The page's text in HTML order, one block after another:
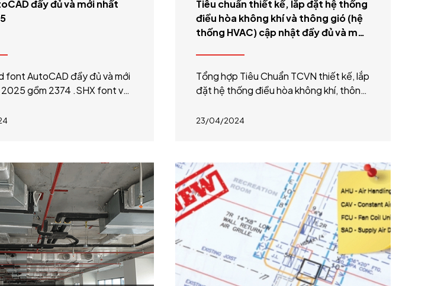
đầy đủ và mới nhất
font AutoCAD đầy đủ và mới
gồm 2374 .SHX font và
và cách khắc phục lỗi font
Tiêu chuẩn thiết kế, lắp đặt hệ thống
điều hòa không khí và thông gió (hệ
thống HVAC) cập nhật đầy đủ và mới
Tổng hợp Tiêu Chuẩn TCVN thiết kế, lắp
đặt hệ thống điều hòa không khí, thông
cập nhật mới nhất năm 2026
23/04/2024